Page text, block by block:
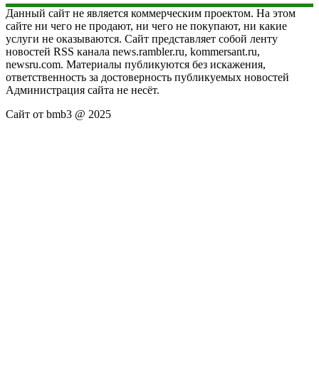
Данный сайт не является коммерческим проектом. На этом
сайте ни чего не продают, ни чего не покупают, ни какие
услуги не оказываются. Сайт представляет собой ленту
новостей RSS канала news.rambler.ru, kommersant.ru,
newsru.com. Материалы публикуются без искажения,
ответственность за достоверность публикуемых новостей
Администрация сайта не несёт.
Сайт от bmb3 @ 2025